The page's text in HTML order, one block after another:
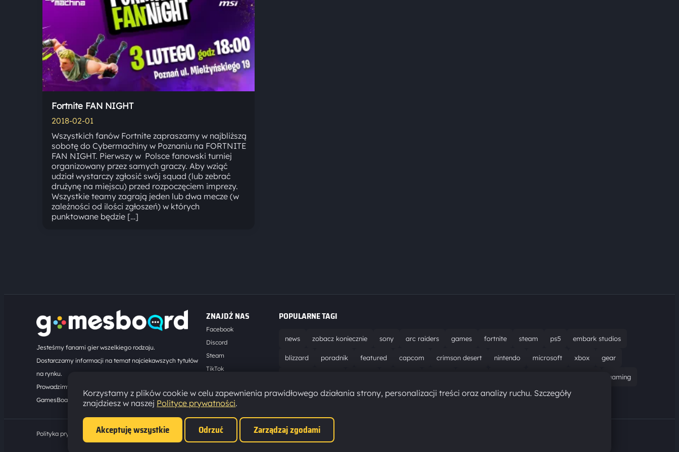
Fortnite FAN NIGHT
2018-02-01
Wszystkich fanów Fortnite zapraszamy w najbliższą
sobotę do Cybermachiny w Poznaniu na FORTNITE
FAN NIGHT. Pierwszy w Polsce fanowski turniej
organizowany przez samych graczy. Aby wziąć
udział wystarczy zgłosić swój squad (lub zebrać
drużynę na miejscu) przed rozpoczęciem imprezy.
Wszystkie teamy zagrają jeden lub dwa mecze (w
zależności od ilości zgłoszeń) w których
punktowane będzie […]
Jesteśmy fanami gier wszelkiego rodzaju.
Dostarczamy informacji na temat najciekawszych tytułów
na rynku.
Prowadzimy turnieje online. Działamy od 2008 roku.
GamesBoard.pl © 2026
ZNAJDŹ NAS
Facebook
Discord
Steam
TikTok
POPULARNE TAGI
news zobacz koniecznie sony arc raiders games fortnite steam ps5 embark studios
blizzard poradnik featured capcom crimson desert nintendo microsoft xbox gear
gaming
aktualizacja pc epic games hytale
Polityka prywatności · Ustawienia cookies
Korzystamy z plików cookie w celu zapewnienia prawidłowego działania strony, personalizacji treści oraz analizy ruchu. Szczegóły
znajdziesz w naszej Polityce prywatności.
Akceptuję wszystkie Odrzuć Zarządzaj zgodami